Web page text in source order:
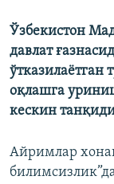
Ўзбекистон
давлат
ўтказилаётган
оқлашга
кескин
Айримлар